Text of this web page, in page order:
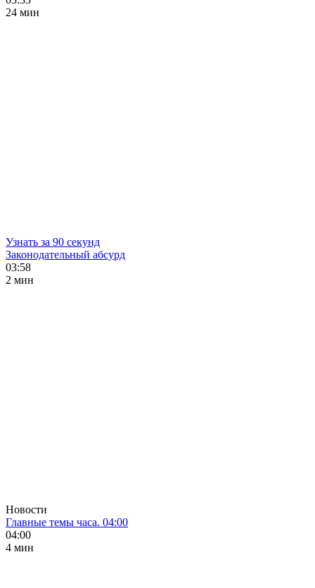
24 мин
Узнать за 90 секунд
Законодательный абсурд
03:58
2 мин
Новости
Главные темы часа. 04:00
04:00
4 мин